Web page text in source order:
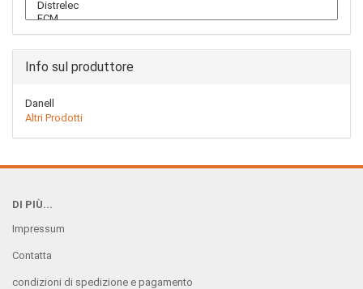
Info sul produttore
Danell
Altri Prodotti
DI PIÙ...
Impressum
Contatta
condizioni di spedizione e pagamento